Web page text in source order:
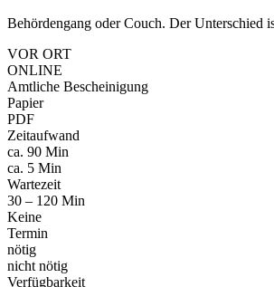
Behördengang oder Couch. Der Unterschied
VOR ORT
ONLINE
Amtliche Bescheinigung
Papier
PDF
Zeitaufwand
ca. 90 Min
ca. 5 Min
Wartezeit
30 – 120 Min
Keine
Termin
nötig
nicht nötig
Verfügbarkeit